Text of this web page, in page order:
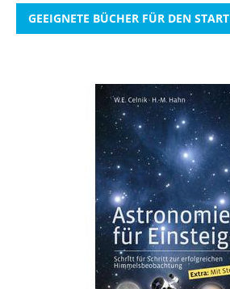
GEEIGNETE BÜCHER FÜR DEN START